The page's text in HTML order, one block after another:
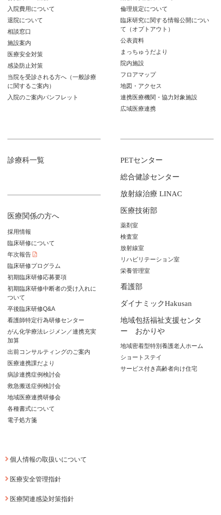
入院費用について
退院について
相談窓口
施設案内
医療安全対策
感染防止対策
当院を受診される方へ（一般診療
に関するご案内）
入院のご案内パンフレット
倫理規定について
臨床研究に関する情報公開につい
て（オプトアウト）
公表資料
まっちゅうだより
院内施設
フロアマップ
地図・アクセス
連携医療機関・協力対象施設
広域医療連携
診療科一覧
医療関係の方へ
採用情報
臨床研修について
年次報告
臨床研修プログラム
初期臨床研修応募要項
初期臨床研修中断者の受け入れに
ついて
卒後臨床研修Q&A
看護師特定行為研修センター
がん化学療法レジメン／連携充実
加算
出前コンサルティングのご案内
医療連携課だより
病診連携症例検討会
救急搬送症例検討会
地域医療連携研修会
各種書式について
電子処方箋
PETセンター
総合健診センター
放射線治療 LINAC
医療技術部
薬剤室
検査室
放射線室
リハビリテーション室
栄養管理室
看護部
ダイナミックHakusan
地域包括福祉支援センタ
ー おかりや
地域密着型特別養護老人ホーム
ショートステイ
サービス付き高齢者向け住宅
個人情報の取扱いについて
医療安全管理指針
医療関連感染対策指針